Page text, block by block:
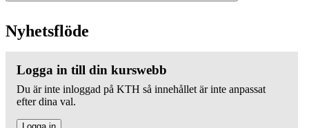
Nyhetsflöde
Logga in till din kurswebb
Du är inte inloggad på KTH så innehållet är inte anpassat
efter dina val.